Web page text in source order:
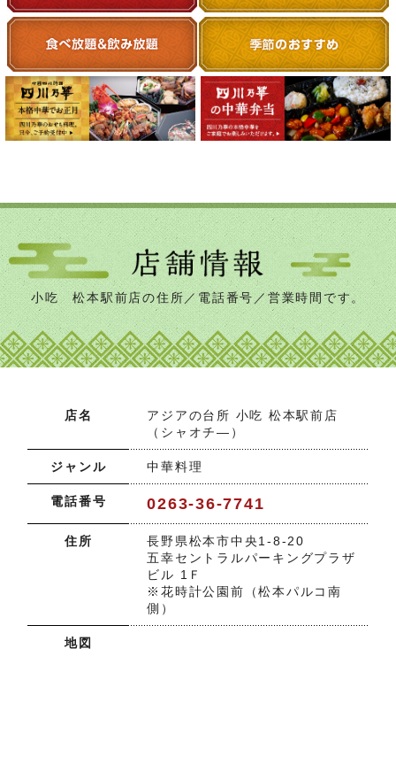
小吃 松本駅前店の住所／電話番号／営業時間です。
店名
アジアの台所 小吃 松本駅前店
（シャオチ―）
ジャンル 中華料理
電話番号 0263-36-7741
住所
長野県松本市中央1-8-20
五幸セントラルパーキングプラザ
ビル 1Ｆ
※花時計公園前（松本パルコ南
側）
地図